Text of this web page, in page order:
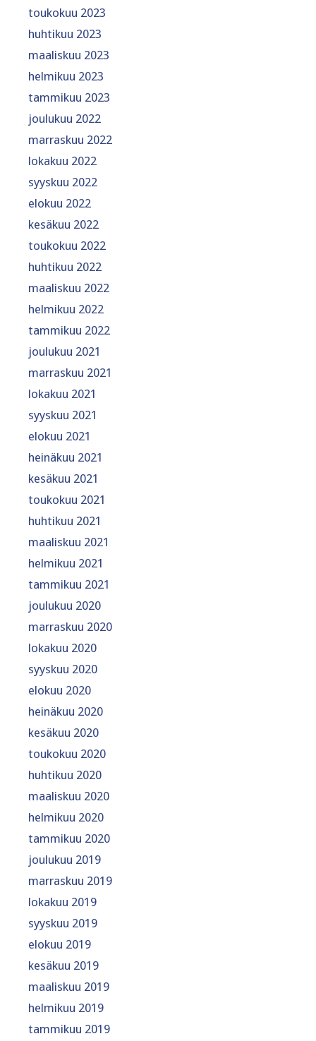
toukokuu 2023
huhtikuu 2023
maaliskuu 2023
helmikuu 2023
tammikuu 2023
joulukuu 2022
marraskuu 2022
lokakuu 2022
syyskuu 2022
elokuu 2022
kesäkuu 2022
toukokuu 2022
huhtikuu 2022
maaliskuu 2022
helmikuu 2022
tammikuu 2022
joulukuu 2021
marraskuu 2021
lokakuu 2021
syyskuu 2021
elokuu 2021
heinäkuu 2021
kesäkuu 2021
toukokuu 2021
huhtikuu 2021
maaliskuu 2021
helmikuu 2021
tammikuu 2021
joulukuu 2020
marraskuu 2020
lokakuu 2020
syyskuu 2020
elokuu 2020
heinäkuu 2020
kesäkuu 2020
toukokuu 2020
huhtikuu 2020
maaliskuu 2020
helmikuu 2020
tammikuu 2020
joulukuu 2019
marraskuu 2019
lokakuu 2019
syyskuu 2019
elokuu 2019
kesäkuu 2019
maaliskuu 2019
helmikuu 2019
tammikuu 2019